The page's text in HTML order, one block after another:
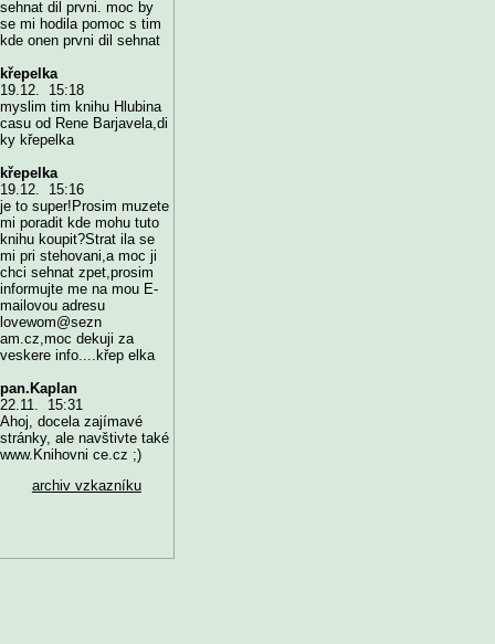
sehnat dil prvni. moc by
se mi hodila pomoc s tim
kde onen prvni dil sehnat
křepelka
19.12. 15:18
myslim tim knihu Hlubina
casu od Rene Barjavela,di
ky křepelka
křepelka
19.12. 15:16
je to super!Prosim muzete
mi poradit kde mohu tuto
knihu koupit?Strat ila se
mi pri stehovani,a moc ji
chci sehnat zpet,prosim
informujte me na mou E-
mailovou adresu
lovewom@sezn
am.cz,moc dekuji za
veskere info....křep elka
pan.Kaplan
22.11. 15:31
Ahoj, docela zajímavé
stránky, ale navštivte také
www.Knihovni ce.cz ;)
archiv vzkazníku